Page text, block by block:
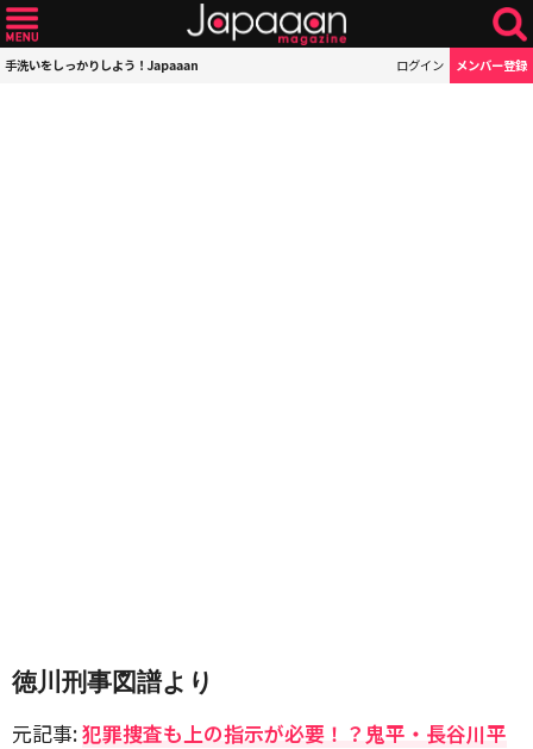
手洗いをしっかりしよう！Japaaan ログイン メンバー登録
徳川刑事図譜より
元記事:犯罪捜査も上の指示が必要！？鬼平・長谷川平